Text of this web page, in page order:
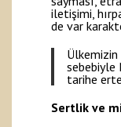
iletişimi,
de var
sebebiyle
tarihe
Sertlik ve